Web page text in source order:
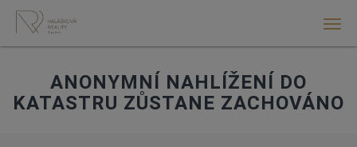
ANONYMNÍ NAHLÍŽENÍ DO
KATASTRU ZŮSTANE ZACHOVÁNO